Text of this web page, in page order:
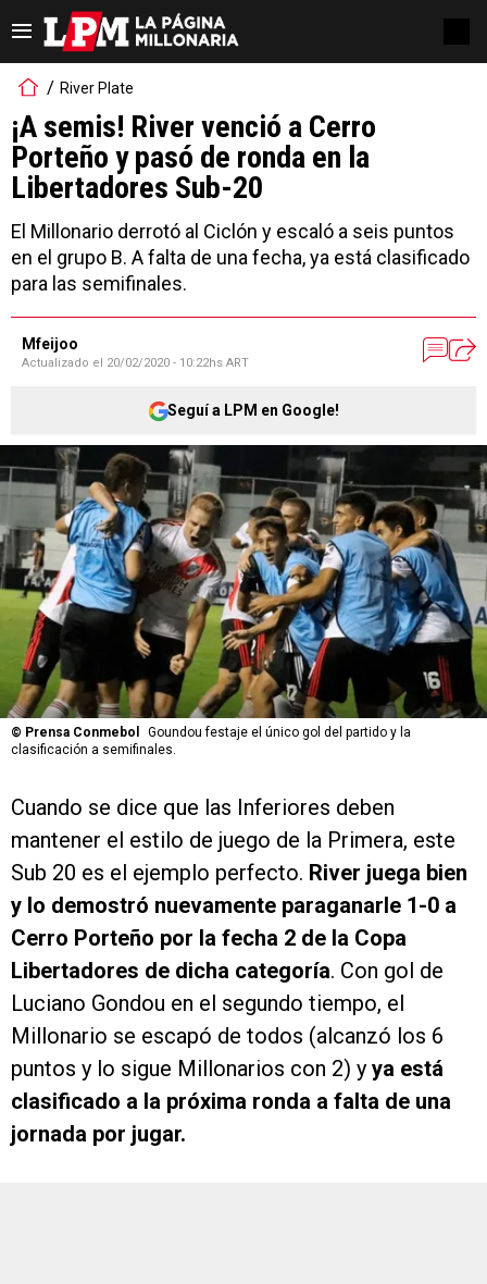
River Plate
¡A semis! River venció a Cerro
Porteño y pasó de ronda en la
Libertadores Sub-20
El Millonario derrotó al Ciclón y escaló a seis puntos
en el grupo B. A falta de una fecha, ya está clasificado
para las semifinales.
Mfeijoo
Actualizado el 20/02/2020 - 10:22hs ART
Seguí a LPM en Google!
© Prensa Conmebol
Goundou festaje el único gol del partido y la
clasificación a semifinales.
Cuando se dice que las Inferiores deben
mantener el estilo de juego de la Primera, este
Sub 20 es el ejemplo perfecto. River juega bien
y lo demostró nuevamente paraganarle 1-0 a
Cerro Porteño por la fecha 2 de la Copa
Libertadores de dicha categoría. Con gol de
Luciano Gondou en el segundo tiempo, el
Millonario se escapó de todos (alcanzó los 6
puntos y lo sigue Millonarios con 2) y ya está
clasificado a la próxima ronda a falta de una
jornada por jugar.